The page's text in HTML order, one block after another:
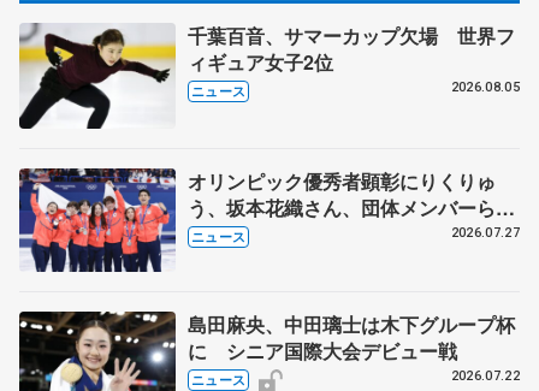
千葉百音、サマーカップ欠場 世界フ
ィギュア女子2位
ニュース 2026.08.05
オリンピック優秀者顕彰にりくりゅ
う、坂本花織さん、団体メンバーら
8月7日に文科省が表彰式、ブルーノ・
ニュース 2026.07.27
島田麻央、中田璃士は木下グループ杯
に シニア国際大会デビュー戦
ニュース 2026.07.22